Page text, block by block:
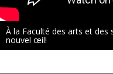
À la Faculté des arts et
nouvel œil!